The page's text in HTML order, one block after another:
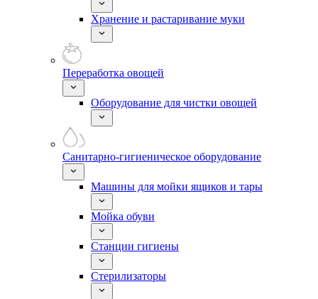
Хранение и растаривание муки
Переработка овощей
Оборудование для чистки овощей
Санитарно-гигиеническое оборудование
Машины для мойки ящиков и тары
Мойка обуви
Станции гигиены
Стерилизаторы